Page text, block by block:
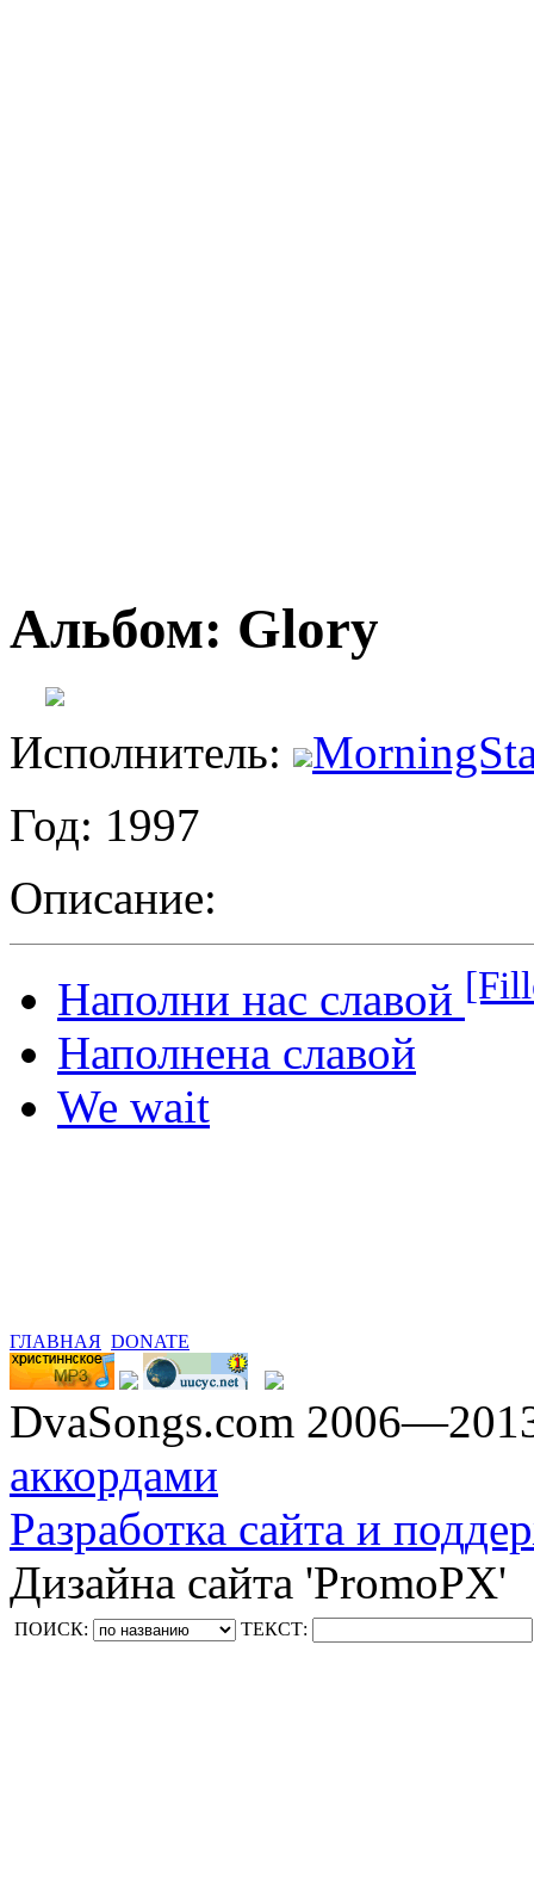
Альбом: Glory
Исполнитель:
Год: 1997
Описание:
Наполни нас славой
Наполнена славой
We wait
ГЛАВНАЯ DONATE
DvaSongs.com
аккордами
Разработка сайта и
Дизайна сайта 'PromoPX'
ПОИСК: ТЕКСТ: